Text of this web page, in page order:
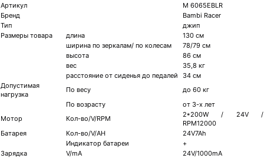
Артикул
M 6065EBLR
Бренд
Bambi Racer
Тип
джип
Размеры товара
длина
130 см
ширина по зеркалам/ по колесам
78/79 см
высота
86 см
вес
35,8 кг
расстояние от сиденья до педалей
34 см
Допустимая
нагрузка
По весу
до 60 кг
По возрасту
от 3-х лет
Мотор
Кол-во/V/RPM
2*200W / 24V /
RPM12000
Батарея
Кол-во/V/AH
24V7Ah
Индикатор батареи
+
Зарядка
V/mA
24V/1000mA